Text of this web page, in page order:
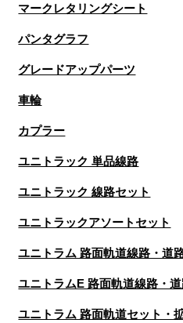
マークレタリングシート
パンタグラフ
グレードアップパーツ
車輪
カプラー
ユニトラック 単品線路
ユニトラック 線路セット
ユニトラックアソートセット
ユニトラム 路面軌道線路・道
ユニトラムE 路面軌道線路・
ユニトラム 路面軌道セット・